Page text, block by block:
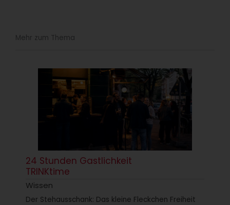
Mehr zum Thema
24 Stunden Gastlichkeit
TRINKtime
Wissen
Der Stehausschank: Das kleine Fleckchen Freiheit